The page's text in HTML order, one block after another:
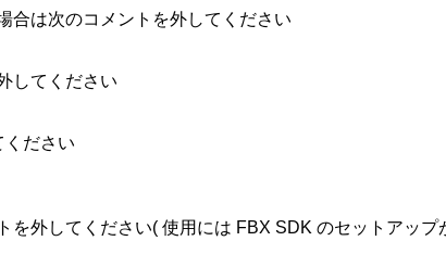
合は次のコメントを外してください
してください
ください
外してください( 使用には FBX SDK のセットアップ